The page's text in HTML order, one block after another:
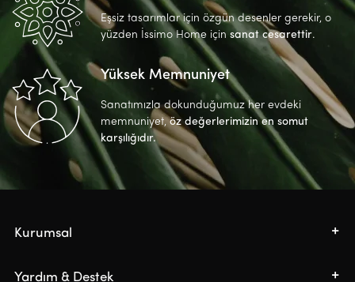
Eşsiz tasarımlar için özgün desenler gerekir, o
yüzden İssimo Home içinsanat cesarettir.
Yüksek Memnuniyet
Sanatımızla dokunduğumuz her evdeki
memnuniyet, öz değerlerimizin en somut
karşılığıdır.
Kurumsal
Yardım & Destek